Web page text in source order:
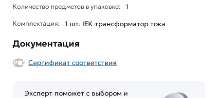
Количество предметов в упаковке: 1
Комплектация: 1 шт. IEK трансформатор тока
Документация
Сертификат соответствия
Эксперт поможет с выбором и